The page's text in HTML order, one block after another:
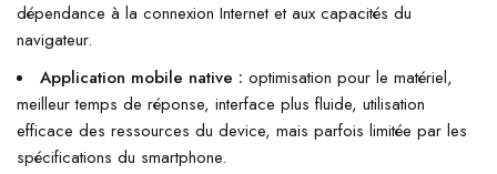
dépendance à la connexion Internet et aux capacités du
navigateur.
Application mobile native : optimisation pour le matériel,
meilleur temps de réponse, interface plus fluide, utilisation
efficace des ressources du device, mais parfois limitée par les
spécifications du smartphone.